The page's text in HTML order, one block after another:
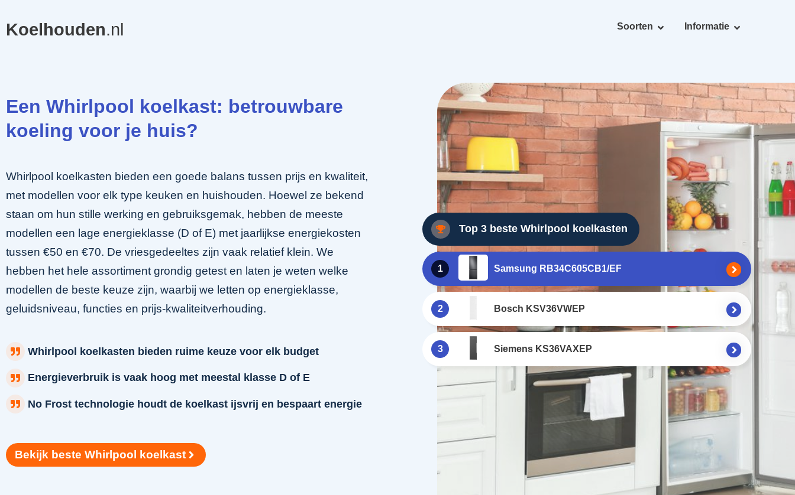
Koelhouden.nl Soorten Informatie
Een Whirlpool koelkast: betrouwbare
koeling voor je huis?
Whirlpool koelkasten bieden een goede balans tussen prijs en kwaliteit,
met modellen voor elk type keuken en huishouden. Hoewel ze bekend
staan om hun stille werking en gebruiksgemak, hebben de meeste
modellen een lage energieklasse (D of E) met jaarlijkse energiekosten
tussen €50 en €70. De vriesgedeeltes zijn vaak relatief klein. We
hebben het hele assortiment grondig getest en laten je weten welke
modellen de beste keuze zijn, waarbij we letten op energieklasse,
geluidsniveau, functies en prijs-kwaliteitverhouding.
Whirlpool koelkasten bieden ruime keuze voor elk budget
Energieverbruik is vaak hoog met meestal klasse D of E
No Frost technologie houdt de koelkast ijsvrij en bespaart energie
Bekijk beste Whirlpool koelkast
Top 3 beste Whirlpool koelkasten
1 Samsung RB34C605CB1/EF
2 Bosch KSV36VWEP
3 Siemens KS36VAXEP